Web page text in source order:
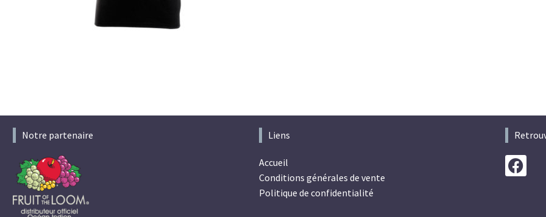
Notre partenaire Liens
Accueil
Conditions générales de vente
Politique de confidentialité